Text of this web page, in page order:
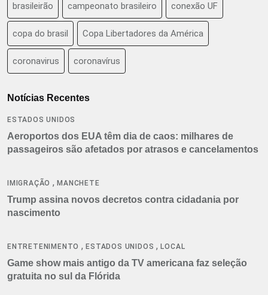
brasileirão campeonato brasileiro conexão UF
copa do brasil Copa Libertadores da América
coronavirus coronavírus
Notícias Recentes
ESTADOS UNIDOS
Aeroportos dos EUA têm dia de caos: milhares de
passageiros são afetados por atrasos e cancelamentos
IMIGRAÇÃO ,MANCHETE
Trump assina novos decretos contra cidadania por
nascimento
ENTRETENIMENTO ,ESTADOS UNIDOS ,LOCAL
Game show mais antigo da TV americana faz seleção
gratuita no sul da Flórida